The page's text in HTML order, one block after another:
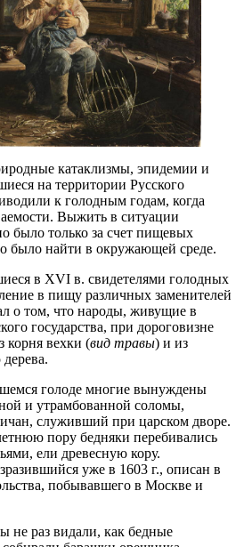
катаклизмы, эпидемии и
на территории Русского
к голодным годам, когда
Выжить в ситуации
было только за счет пищевых
было найти в окружающей среде.
в XVI в. свидетелями голодных
в пищу различных заменителей
о том, что народы, живущие в
государства, при дороговизне
корня вехки (вид травы) и из
голоде многие вынуждены
и утрамбованной соломы,
служивший при царском дворе.
пору бедняки перебивались
ели древесную кору.
уже в 1603 г., описан в
побывавшего в Москве и
не раз видали, как бедные